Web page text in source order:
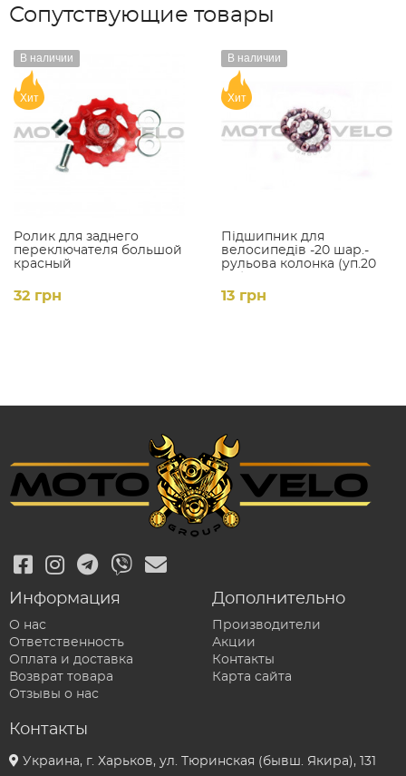
Сопутствующие товары
Ролик для заднего
переключателя большой
красный
В наличии
Хит
32 грн
Підшипник для
велосипедів -20 шар.-
рульова колонка (уп.20
В наличии
Хит
13 грн
Информация
О нас
Ответственность
Оплата и доставка
Возврат товара
Отзывы о нас
Дополнительно
Производители
Акции
Контакты
Карта сайта
Контакты
Украина, г. Харьков, ул. Тюринская (бывш. Якира), 131